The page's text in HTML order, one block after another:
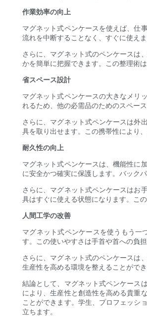
作業効率の向上
マグネット式ペンケースを使えば、仕
流れを中断することなく、すぐに使え
さらに、マグネット式のペンケースは
かを簡単に把握できます。この整理術
省スペース設計
マグネット式ペンケースの大きなメリ
れるため、他の必需品のためのスペー
さらに、マグネット式ペンケースは外
具を取り出せます。この携帯性により
耐久性の向上
マグネット式ペンケースは、機能性に
に安全かつ確実に保護します。バック
さらに、マグネット式ペンケースはお
具はすぐに使える状態になります。こ
人間工学の改善
マグネット式ペンケースを使うもう一
す。この使いやすさは手首や首への負
さらに、マグネット式のペンケースは
生産性を高める環境を整えることがで
結論として、マグネット式ペンケース
により、生産性と創造性を高める貴重
ことができます。学生、プロフェッシ
立ちます。